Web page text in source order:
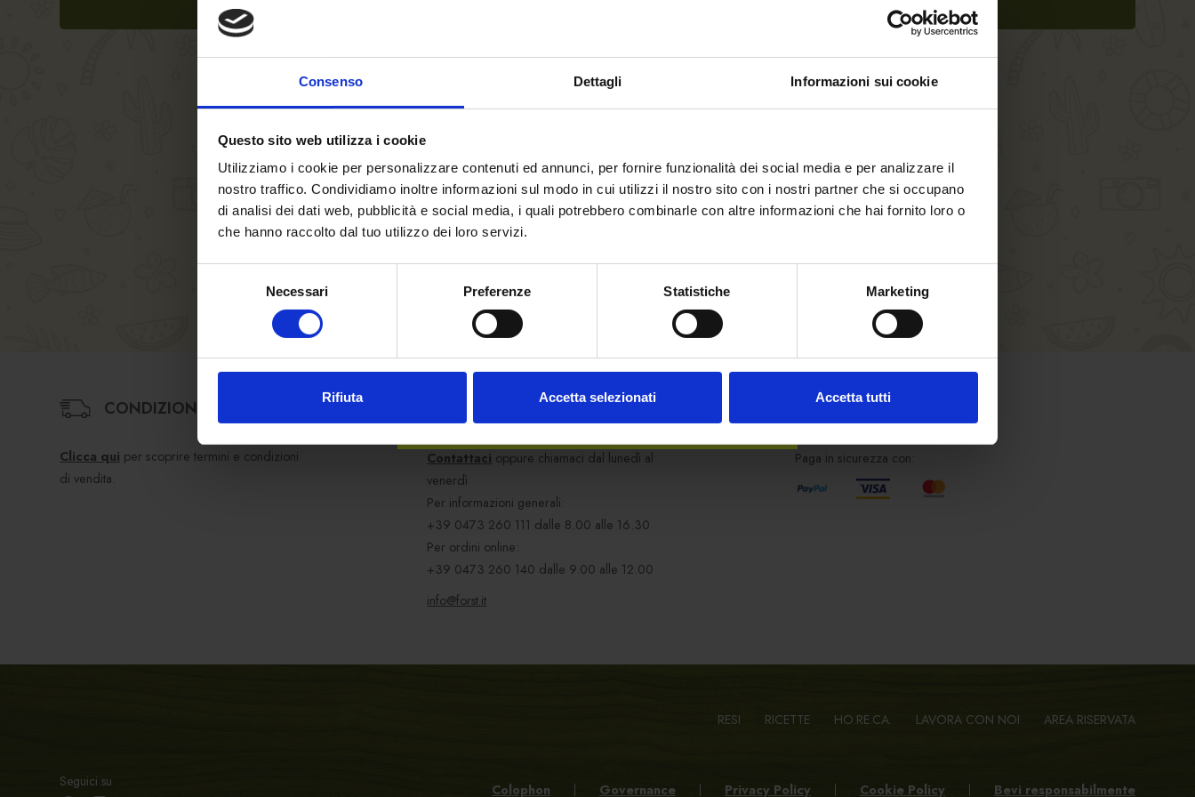
Benvenuto su forst.it Hai
compiuto 18 anni?
Consenso Dettagli Informazioni sui cookie
Questo sito web utilizza i cookie
Utilizziamo i cookie per personalizzare contenuti ed annunci, per fornire funzionalità dei social media e per analizzare il
nostro traffico. Condividiamo inoltre informazioni sul modo in cui utilizzi il nostro sito con i nostri partner che si occupano
di analisi dei dati web, pubblicità e social media, i quali potrebbero combinarle con altre informazioni che hai fornito loro o
che hanno raccolto dal tuo utilizzo dei loro servizi.
Necessari Preferenze Statistiche Marketing
Rifiuta Accetta selezionati Accetta tutti
CONDIZIONI DI VENDITA
Clicca qui per scoprire termini e condizioni
di vendita.
HAI BISOGNO DI AIUTO?
Contattaci oppure chiamaci dal lunedì al
venerdì
Per informazioni generali:
+39 0473 260 111 dalle 8.00 alle 16.30
Per ordini online:
+39 0473 260 140 dalle 9.00 alle 12.00
info@forst.it
SHOPPING SICURO
Paga in sicurezza con:
RESI RICETTE HO.RE.CA. LAVORA CON NOI AREA RISERVATA
Seguici su Colophon Governance Privacy Policy Cookie Policy Bevi responsabilmente